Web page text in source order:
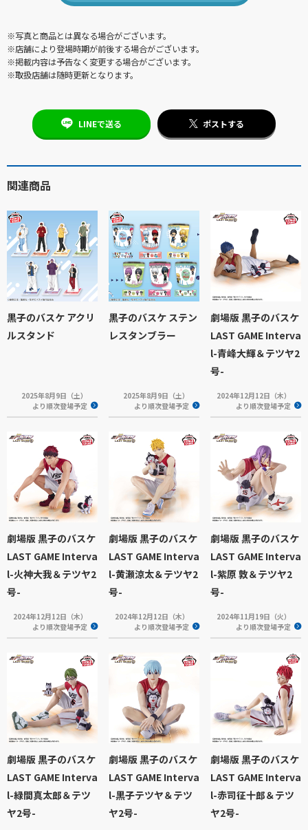
※写真と商品とは異なる場合がございます。
※店舗により登場時期が前後する場合がございます。
※掲載内容は予告なく変更する場合がございます。
※取扱店舗は随時更新となります。
LINEで送る ポストする
関連商品
黒子のバスケ アクリ
ルスタンド
2025年8月9日（土）
より順次登場予定
黒子のバスケ ステン
レスタンブラー
2025年8月9日（土）
より順次登場予定
劇場版 黒子のバスケ
LAST GAME Interva
l-青峰大輝＆テツヤ2
号-
2024年12月12日（木）
より順次登場予定
劇場版 黒子のバスケ
LAST GAME Interva
l-火神大我＆テツヤ2
号-
2024年12月12日（木）
より順次登場予定
劇場版 黒子のバスケ
LAST GAME Interva
l-黄瀬涼太＆テツヤ2
号-
2024年12月12日（木）
より順次登場予定
劇場版 黒子のバスケ
LAST GAME Interva
l-紫原 敦＆テツヤ2
号-
2024年11月19日（火）
より順次登場予定
劇場版 黒子のバスケ
LAST GAME Interva
l-緑間真太郎＆テツ
ヤ2号-
劇場版 黒子のバスケ
LAST GAME Interva
l-黒子テツヤ＆テツ
ヤ2号-
劇場版 黒子のバスケ
LAST GAME Interva
l-赤司征十郎＆テツ
ヤ2号-